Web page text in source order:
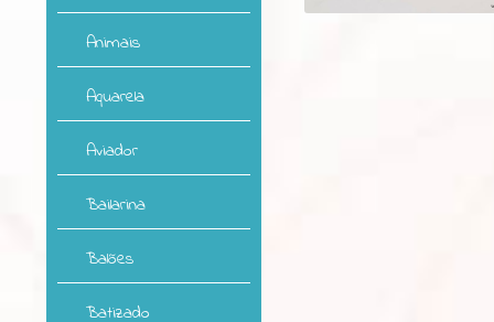
Animais
Aquarela
Aviador
Bailarina
Balões
Batizado